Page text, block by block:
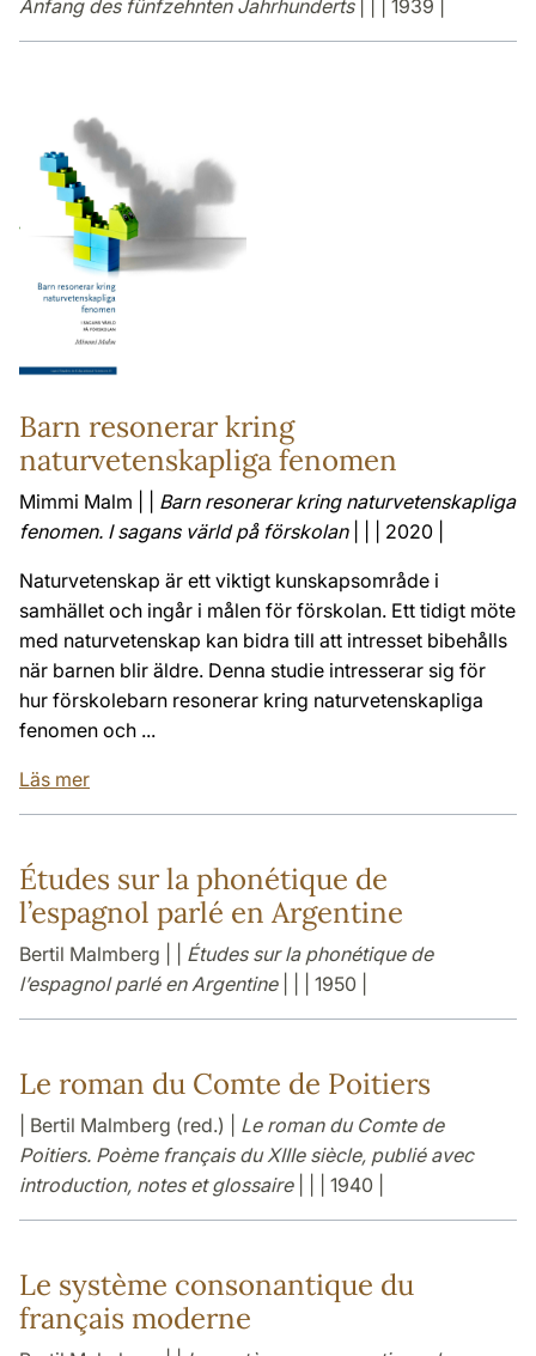
Anfang des fünfzehnten Jahrhunderts| | | 1939 |
Barn resonerar kring
naturvetenskapliga fenomen
Mimmi Malm | | Barn resonerar kring naturvetenskapliga
fenomen. I sagans värld på förskolan| | | 2020 |
Naturvetenskap är ett viktigt kunskapsområde i
samhället och ingår i målen för förskolan. Ett tidigt möte
med naturvetenskap kan bidra till att intresset bibehålls
när barnen blir äldre. Denna studie intresserar sig för
hur förskolebarn resonerar kring naturvetenskapliga
fenomen och ...
Läs mer
Études sur la phonétique de
l’espagnol parlé en Argentine
Bertil Malmberg | | Études sur la phonétique de
l’espagnol parlé en Argentine| | | 1950 |
Le roman du Comte de Poitiers
| Bertil Malmberg (red.) | Le roman du Comte de
Poitiers. Poème français du XIIIe siècle, publié avec
introduction, notes et glossaire| | | 1940 |
Le système consonantique du
français moderne